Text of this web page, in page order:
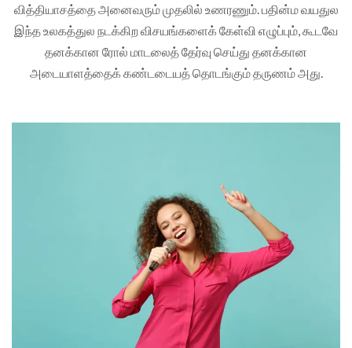
வித்தியாசத்தை அனைவரும் முதலில் உணரணும். பதின்ம வயதுல
இந்த உலகத்துல நடக்கிற விசயங்களைக் கேள்வி எழுப்பும், கூடவே
தனக்கான ரோல் மாடலைத் தேர்வு செய்து தனக்கான
அடையாளத்தைக் கண்டடையத் தொடங்கும் தருணம் அது.